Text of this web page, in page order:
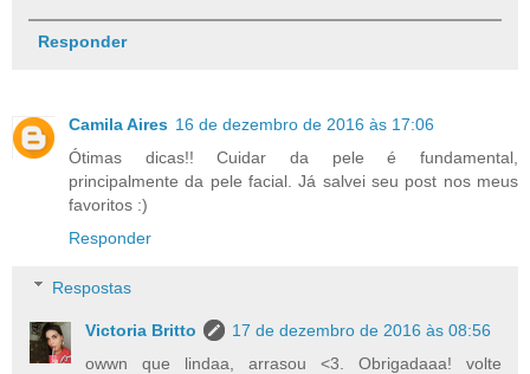
Responder
Camila Aires 16 de dezembro de 2016 às 17:06
Ótimas dicas!! Cuidar da pele é fundamental,
principalmente da pele facial. Já salvei seu post nos meus
favoritos :)
Responder
Respostas
Victoria Britto
17 de dezembro de 2016 às 08:56
owwn que lindaa, arrasou <3. Obrigadaaa! volte